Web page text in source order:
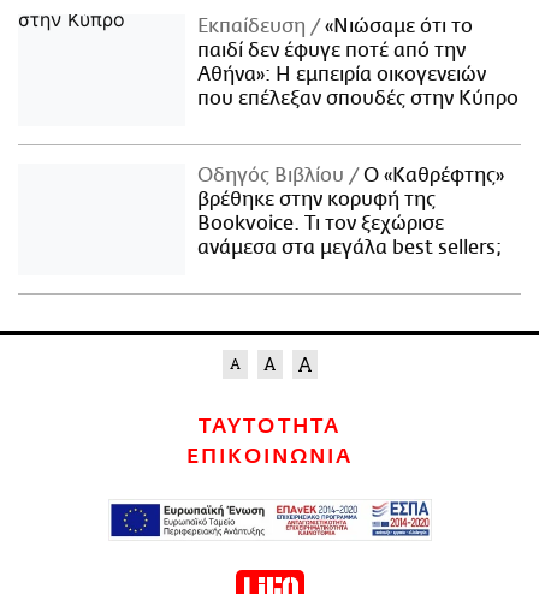
Εκπαίδευση
«Νιώσαμε ότι το
παιδί δεν έφυγε ποτέ από την
Αθήνα»: Η εμπειρία οικογενειών
που επέλεξαν σπουδές στην Κύπρο
Οδηγός Βιβλίου
Ο «Καθρέφτης»
βρέθηκε στην κορυφή της
Bookvoice. Τι τον ξεχώρισε
ανάμεσα στα μεγάλα best sellers;
ΤΑΥΤΟΤΗΤΑ
ΕΠΙΚΟΙΝΩΝΙΑ